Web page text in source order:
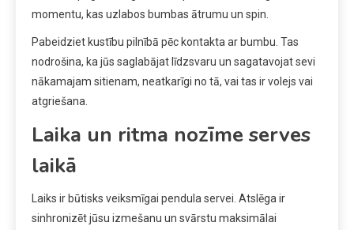
momentu, kas uzlabos bumbas ātrumu un spin.
Pabeidziet kustību pilnībā pēc kontakta ar bumbu. Tas
nodrošina, ka jūs saglabājat līdzsvaru un sagatavojat sevi
nākamajam sitienam, neatkarīgi no tā, vai tas ir volejs vai
atgriešana.
Laika un ritma nozīme serves
laikā
Laiks ir būtisks veiksmīgai pendula servei. Atslēga ir
sinhronizēt jūsu izmešanu un svārstu maksimālai